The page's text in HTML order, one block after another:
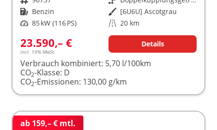
Kraftstoff Benzin Außenfarbe [6U6U] Ascotgrau
Leistung 85 kW (116 PS) Kilometerstand 20 km
23.590,– €
incl. 19% MwSt.
Details
Verbrauch kombiniert: 5,70 l/100km
CO2-Klasse: D
CO2-Emissionen: 130,00 g/km
ab 159,– € mtl.